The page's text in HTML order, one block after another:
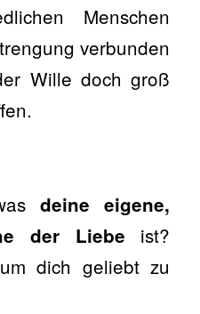
Menschen
verbunden
Wille doch groß
deine eigene,
der Liebe ist?
dich geliebt zu